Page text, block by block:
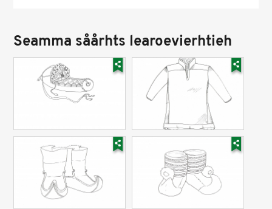
Seamma såårhts learoevierhtieh